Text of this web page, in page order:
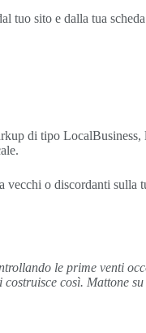
sito e dalla tua
di tipo LocalBusiness,
vecchi o discordanti sulla
le prime venti
così. Mattone su